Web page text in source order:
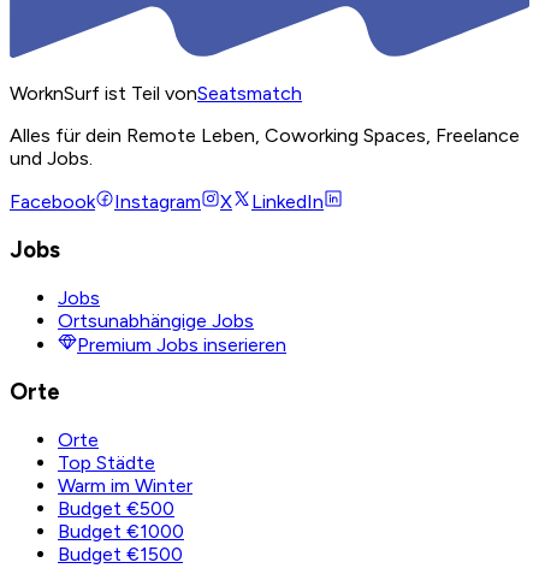
WorknSurf ist Teil vonSeatsmatch
Alles für dein Remote Leben, Coworking Spaces, Freelance
und Jobs.
Facebook
Instagram X LinkedIn
Jobs
Jobs
Ortsunabhängige Jobs
Premium Jobs inserieren
Orte
Orte
Top Städte
Warm im Winter
Budget €500
Budget €1000
Budget €1500